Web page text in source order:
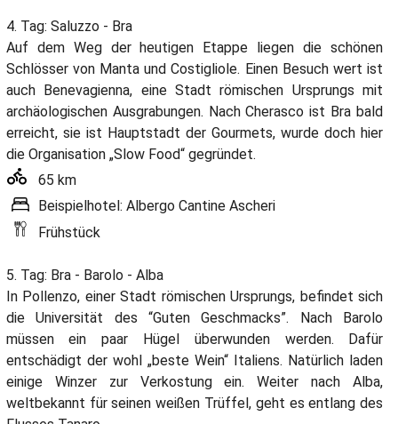
4. Tag: Saluzzo - Bra
Auf dem Weg der heutigen Etappe liegen die schönen
Schlösser von Manta und Costigliole. Einen Besuch wert ist
auch Benevagienna, eine Stadt römischen Ursprungs mit
archäologischen Ausgrabungen. Nach Cherasco ist Bra bald
erreicht, sie ist Hauptstadt der Gourmets, wurde doch hier
die Organisation „Slow Food“ gegründet.
65 km
Beispielhotel: Albergo Cantine Ascheri
Frühstück
5. Tag: Bra - Barolo - Alba
In Pollenzo, einer Stadt römischen Ursprungs, befindet sich
die Universität des “Guten Geschmacks”. Nach Barolo
müssen ein paar Hügel überwunden werden. Dafür
entschädigt der wohl „beste Wein“ Italiens. Natürlich laden
einige Winzer zur Verkostung ein. Weiter nach Alba,
weltbekannt für seinen weißen Trüffel, geht es entlang des